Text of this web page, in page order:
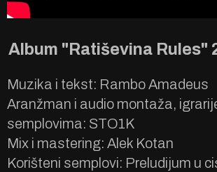
Album "Ratiševina Rules"
Muzika i tekst: Rambo Amadeus
Aranžman i audio montaža,
semplovima: STO1K
Mix i mastering: Alek Kotan
Korišteni semplovi: Preludijum u